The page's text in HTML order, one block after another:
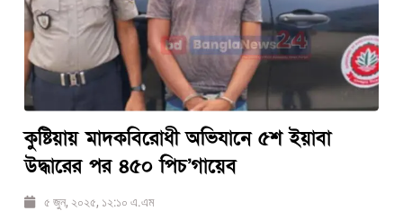
কুষ্টিয়ায় মাদকবিরোধী অভিযানে ৫শ ইয়াবা
উদ্ধারের পর ৪৫০ পিচ’গায়েব
৫ জুন, ২০২৫, ১২:১০ এ.এম